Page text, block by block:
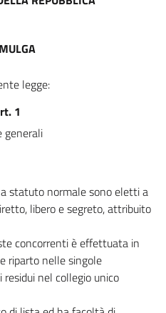
V
FINALI
legge:
1
generali
statuto normale sono eletti a
libero e segreto, attribuito
concorrenti è effettuata in
riparto nelle singole
residui nel collegio unico